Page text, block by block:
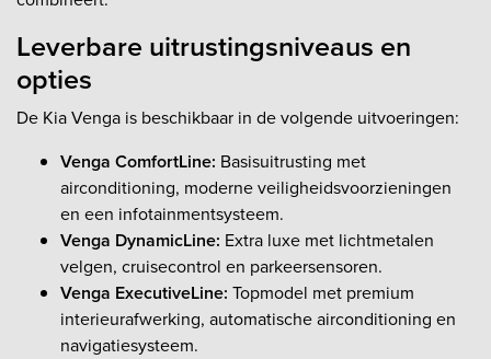
Leverbare uitrustingsniveaus en
opties
De Kia Venga is beschikbaar in de volgende uitvoeringen:
Venga ComfortLine: Basisuitrusting met
airconditioning, moderne veiligheidsvoorzieningen
en een infotainmentsysteem.
Venga DynamicLine: Extra luxe met lichtmetalen
velgen, cruisecontrol en parkeersensoren.
Venga ExecutiveLine: Topmodel met premium
interieurafwerking, automatische airconditioning en
navigatiesysteem.